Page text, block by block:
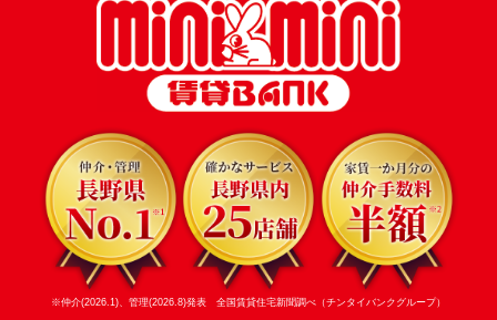
※仲介(2026.1)、管理(2026.8)発表 全国賃貸住宅新聞調べ（チンタイバンクグループ）